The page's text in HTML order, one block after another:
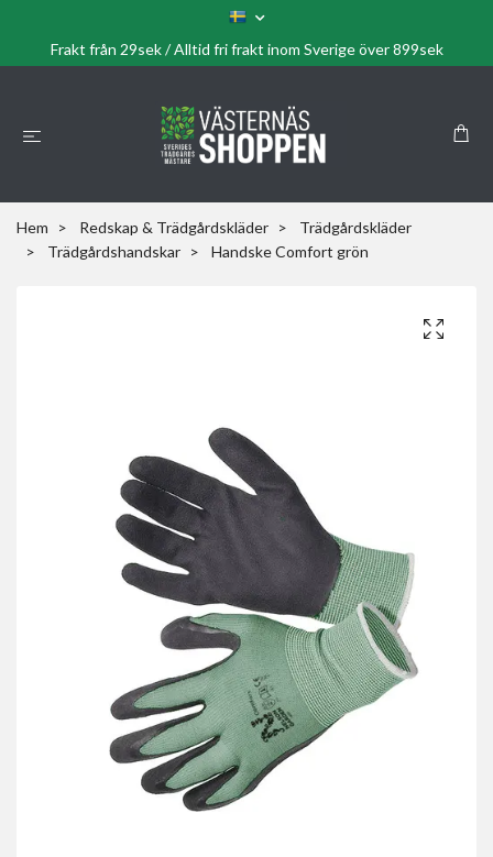
Frakt från 29sek / Alltid fri frakt inom Sverige över 899sek
Hem Redskap & Trädgårdskläder
Trädgårdskläder
Trädgårdshandskar
Handske Comfort grön